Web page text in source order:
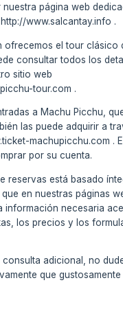
nuestra página web
www.salcantay.info .
ofrecemos el tour clásico
consultar todos los
sitio web
tour.com .
a Machu Picchu,
las puede adquirir a
machupicchu.com .
por su cuenta.
reservas está basado
en nuestras páginas
información necesaria
los precios y los
adicional, no
que gustosamente